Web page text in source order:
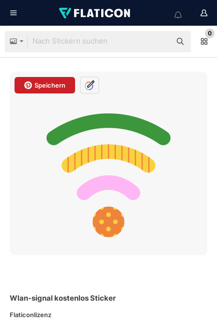
0
Speichern
Wlan-signal kostenlos Sticker
Flaticonlizenz